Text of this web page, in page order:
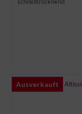
Ausverkauft
Ausverkauft